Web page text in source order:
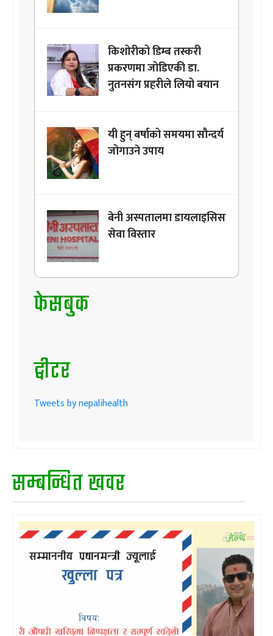
किशोरीको डिम्ब तस्करी
प्रकरणमा जोडिएकी डा.
नुतनसंग प्रहरीले लियो बयान
यी हुन् बर्षाको समयमा सौन्दर्य
जोगाउने उपाय
बेनी अस्पतालमा डायलाइसिस
सेवा विस्तार
फेसबुक
ट्वीटर
Tweets by nepalihealth
सम्बन्धित खवर